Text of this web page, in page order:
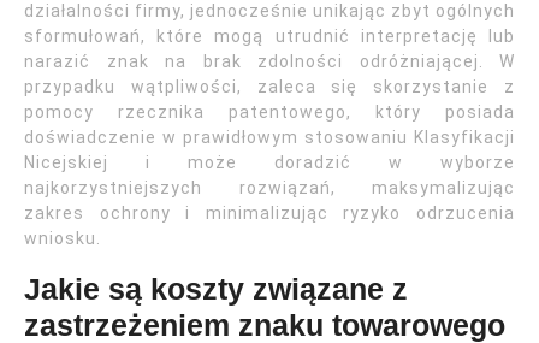
działalności firmy, jednocześnie unikając zbyt ogólnych
sformułowań, które mogą utrudnić interpretację lub
narazić znak na brak zdolności odróżniającej. W
przypadku wątpliwości, zaleca się skorzystanie z
pomocy rzecznika patentowego, który posiada
doświadczenie w prawidłowym stosowaniu Klasyfikacji
Nicejskiej i może doradzić w wyborze
najkorzystniejszych rozwiązań, maksymalizując
zakres ochrony i minimalizując ryzyko odrzucenia
wniosku.
Jakie są koszty związane z
zastrzeżeniem znaku towarowego